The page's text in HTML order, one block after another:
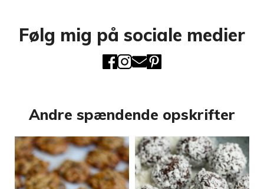
Følg mig på sociale medier
Andre spændende opskrifter